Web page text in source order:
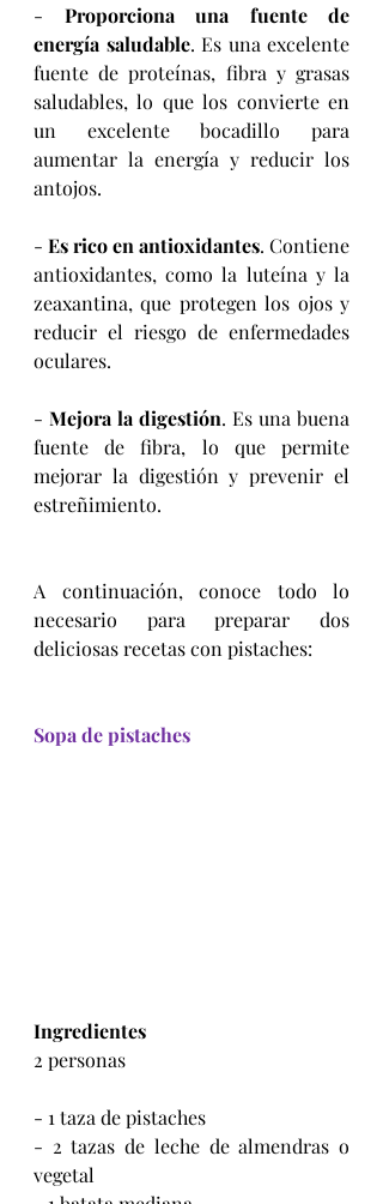
- Proporciona una fuente de
energía saludable. Es una excelente
fuente de proteínas, fibra y grasas
saludables, lo que los convierte en
un excelente bocadillo para
aumentar la energía y reducir los
antojos.
- Es rico en antioxidantes. Contiene
antioxidantes, como la luteína y la
zeaxantina, que protegen los ojos y
reducir el riesgo de enfermedades
oculares.
- Mejora la digestión. Es una buena
fuente de fibra, lo que permite
mejorar la digestión y prevenir el
estreñimiento.
A continuación, conoce todo lo
necesario para preparar dos
deliciosas recetas con pistaches:
Sopa de pistaches
Ingredientes
2 personas
- 1 taza de pistaches
- 2 tazas de leche de almendras o
vegetal